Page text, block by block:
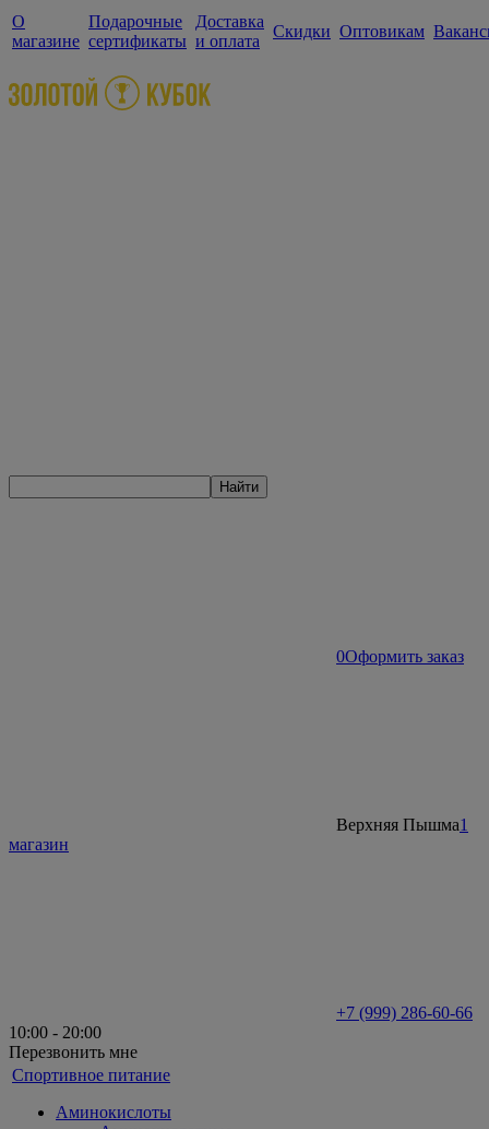
О
магазине
Подарочные
сертификаты
Доставка
и оплата
Скидки Оптовикам
Найти
0Оформить заказ
Верхняя Пышма1
магазин
+7 (999) 286-60-66
10:00 - 20:00
Перезвонить мне
Спортивное питание
Аминокислоты